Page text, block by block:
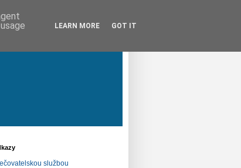
službou
LEARN MORE GOT IT